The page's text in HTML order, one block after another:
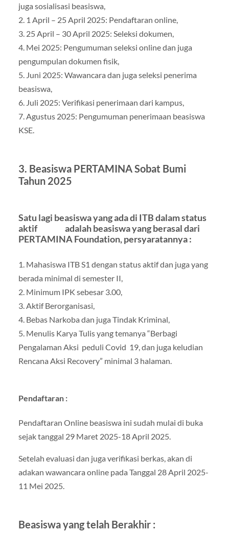
juga sosialisasi beasiswa,
2. 1 April – 25 April 2025: Pendaftaran online,
3. 25 April – 30 April 2025: Seleksi dokumen,
4. Mei 2025: Pengumuman seleksi online dan juga
pengumpulan dokumen fisik,
5. Juni 2025: Wawancara dan juga seleksi penerima
beasiswa,
6. Juli 2025: Verifikasi penerimaan dari kampus,
7. Agustus 2025: Pengumuman penerimaan beasiswa
KSE.
3. Beasiswa PERTAMINA Sobat Bumi
Tahun 2025
Satu lagi beasiswa yang ada di ITB dalam status
aktif adalah beasiswa yang berasal dari
PERTAMINA Foundation, persyaratannya :
1. Mahasiswa ITB S1 dengan status aktif dan juga yang
berada minimal di semester II,
2. Minimum IPK sebesar 3.00,
3. Aktif Berorganisasi,
4. Bebas Narkoba dan juga Tindak Kriminal,
5. Menulis Karya Tulis yang temanya “Berbagi
Pengalaman Aksi peduli Covid 19, dan juga keludian
Rencana Aksi Recovery” minimal 3 halaman.
Pendaftaran :
Pendaftaran Online beasiswa ini sudah mulai di buka
sejak tanggal 29 Maret 2025-18 April 2025.
Setelah evaluasi dan juga verifikasi berkas, akan di
adakan wawancara online pada Tanggal 28 April 2025-
11 Mei 2025.
Beasiswa yang telah Berakhir :